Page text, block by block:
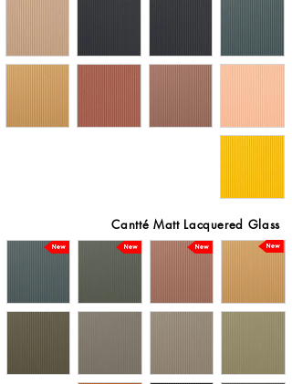
Cantté Matt Lacquered Glass